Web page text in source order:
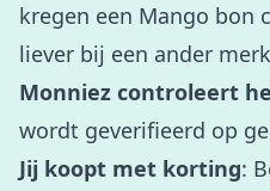
kregen een Mango bon
liever bij een ander merk
Monniez controleert
wordt geverifieerd op
Jij koopt met korting: